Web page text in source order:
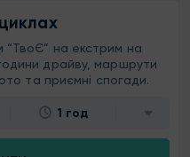
“ТвоЄ” на екстрим на
драйву, маршрути
та приємні спогади.
1 год